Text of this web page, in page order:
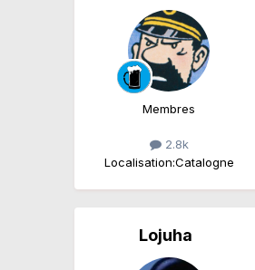
Membres
2.8k
Localisation:Catalogne
Lojuha